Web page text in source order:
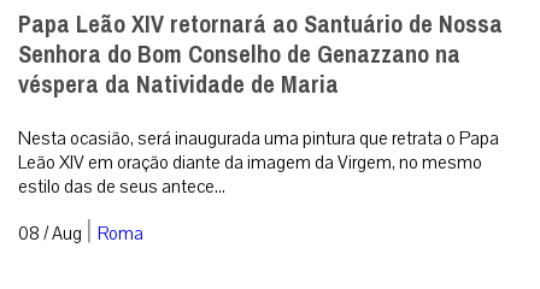
Papa Leão XIV retornará ao Santuário de Nossa
Senhora do Bom Conselho de Genazzano na
véspera da Natividade de Maria
Nesta ocasião, será inaugurada uma pintura que retrata o Papa
Leão XIV em oração diante da imagem da Virgem, no mesmo
estilo das de seus antece...
08 / Aug | Roma